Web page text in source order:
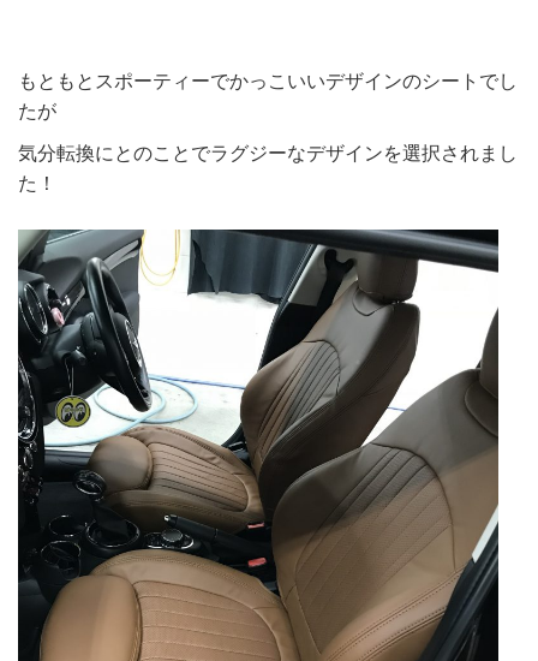
もともとスポーティーでかっこいいデザインのシートでし
たが
気分転換にとのことでラグジーなデザインを選択されまし
た！